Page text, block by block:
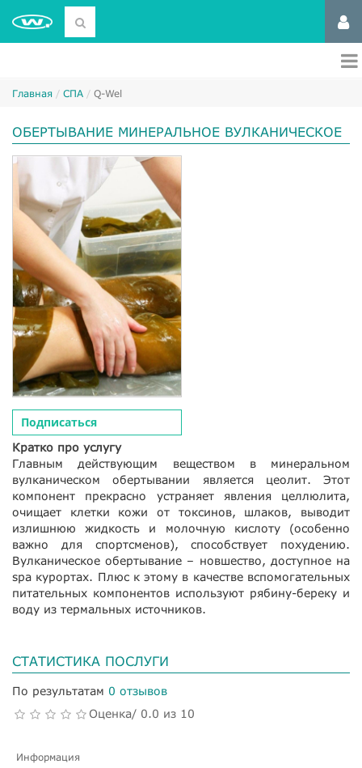
Главная СПА Q-Wel
ОБЕРТЫВАНИЕ МИНЕРАЛЬНОЕ ВУЛКАНИЧЕСКОЕ
Подписаться
Кратко про услугу
Главным действующим веществом в минеральном
вулканическом обертывании является цеолит. Этот
компонент прекрасно устраняет явления целлюлита,
очищает клетки кожи от токсинов, шлаков, выводит
излишнюю жидкость и молочную кислоту (особенно
важно для спортсменов), способствует похудению.
Вулканическое обертывание – новшество, доступное на
spa курортах. Плюс к этому в качестве вспомогательных
питательных компонентов используют рябину-береку и
воду из термальных источников.
СТАТИСТИКА ПОСЛУГИ
По результатам 0 отзывов
Оценка/ 0.0 из 10
Информация